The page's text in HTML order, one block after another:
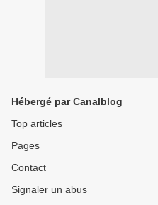
Hébergé par Canalblog
Top articles
Pages
Contact
Signaler un abus